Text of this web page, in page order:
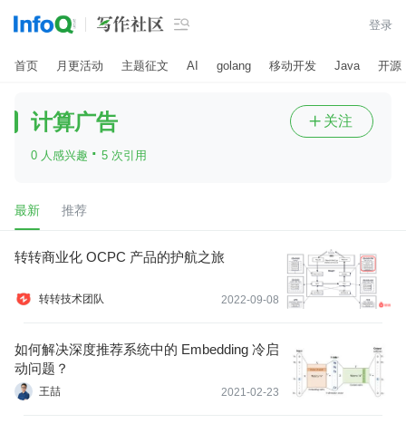
 登录
首页 月更活动 主题征文 AI golang 移动开发 Java 开源
计算广告
0 人感兴趣 · 5 次引用
 关注
最新 推荐
转转商业化 OCPC 产品的护航之旅
转转技术团队 2022-09-08
如何解决深度推荐系统中的 Embedding 冷启
动问题？
王喆 2021-02-23